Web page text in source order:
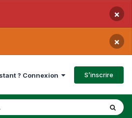
×
×
? Connexion S’inscrire